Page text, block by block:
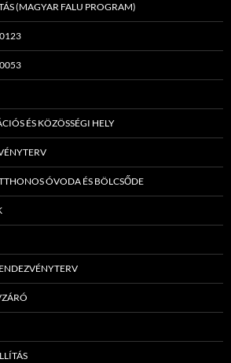
(MAGYAR FALU PROGRAM)
ÉS KÖZÖSSÉGI HELY
ÓVODA ÉS BÖLCSŐDE